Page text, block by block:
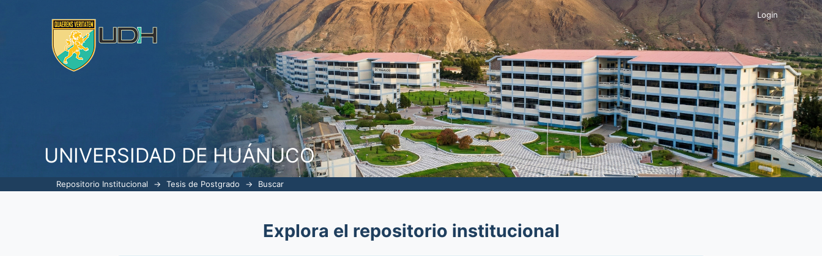
UNIVERSIDAD DE HUÁNUCO
Login
Repositorio Institucional → Tesis de Postgrado → Buscar
Explora el repositorio institucional